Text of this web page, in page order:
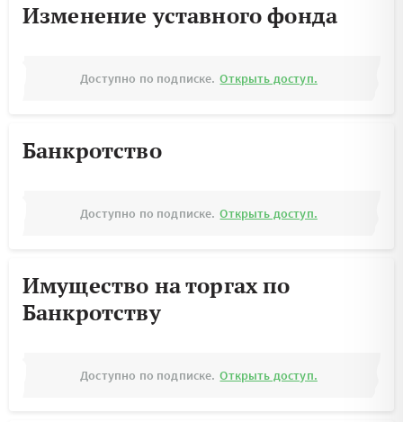
Изменение уставного фонда
Доступно по подписке. Открыть доступ.
Банкротство
Доступно по подписке. Открыть доступ.
Имущество на торгах по
Банкротству
Доступно по подписке. Открыть доступ.